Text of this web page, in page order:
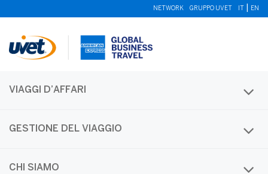
NETWORK GRUPPO UVET EN
VIAGGI D’AFFARI
GESTIONE DEL VIAGGIO
CHI SIAMO